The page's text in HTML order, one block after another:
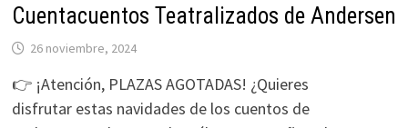
Cuentacuentos Teatralizados de Andersen
26 noviembre, 2024
👉 ¡Atención, PLAZAS AGOTADAS! ¿Quieres
disfrutar estas navidades de los cuentos de